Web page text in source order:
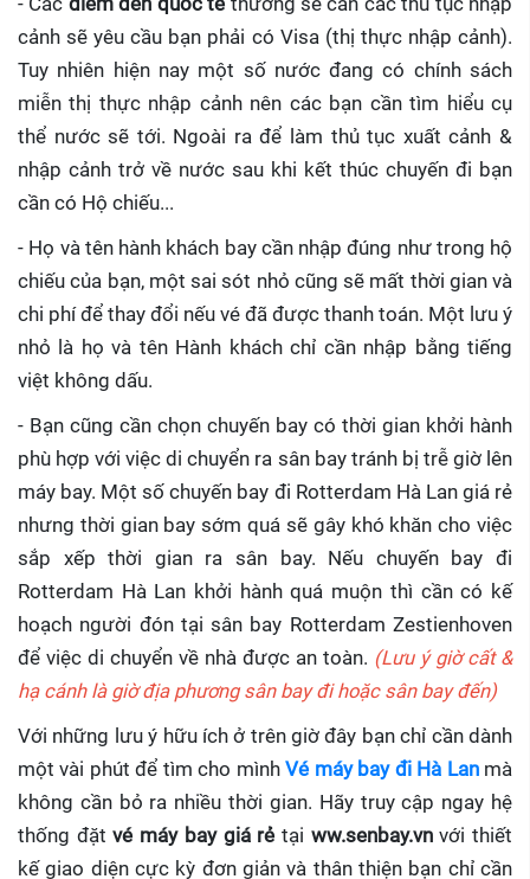
cảnh sẽ yêu cầu bạn phải có Visa (thị thực nhập cảnh).
Tuy nhiên hiện nay một số nước đang có chính sách
miễn thị thực nhập cảnh nên các bạn cần tìm hiểu cụ
thể nước sẽ tới. Ngoài ra để làm thủ tục xuất cảnh &
nhập cảnh trở về nước sau khi kết thúc chuyến đi bạn
cần có Hộ chiếu...
- Họ và tên hành khách bay cần nhập đúng như trong hộ
chiếu của bạn, một sai sót nhỏ cũng sẽ mất thời gian và
chi phí để thay đổi nếu vé đã được thanh toán. Một lưu ý
nhỏ là họ và tên Hành khách chỉ cần nhập bằng tiếng
việt không dấu.
- Bạn cũng cần chọn chuyến bay có thời gian khởi hành
phù hợp với việc di chuyển ra sân bay tránh bị trễ giờ lên
máy bay. Một số chuyến bay đi Rotterdam Hà Lan giá rẻ
nhưng thời gian bay sớm quá sẽ gây khó khăn cho việc
sắp xếp thời gian ra sân bay. Nếu chuyến bay đi
Rotterdam Hà Lan khởi hành quá muộn thì cần có kế
hoạch người đón tại sân bay Rotterdam Zestienhoven
để việc di chuyển về nhà được an toàn. (Lưu ý giờ cất &
hạ cánh là giờ địa phương sân bay đi hoặc sân bay đến)
Với những lưu ý hữu ích ở trên giờ đây bạn chỉ cần dành
một vài phút để tìm cho mìnhVé máy bay đi Hà Lanmà
không cần bỏ ra nhiều thời gian. Hãy truy cập ngay hệ
thống đặtvé máy bay giá rẻ tại ww.senbay.vnvới thiết
kế giao diện cực kỳ đơn giản và thân thiện bạn chỉ cần